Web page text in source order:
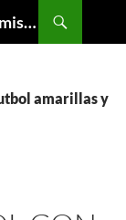
Chandal de Chelsea 2024 2025 | Mi Camiseta Futbol
amarillas y